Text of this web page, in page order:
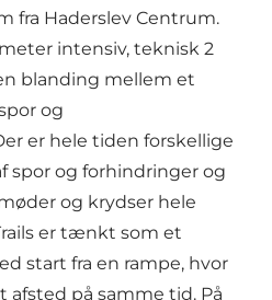
fra Haderslev Centrum.
intensiv, teknisk 2
blanding mellem et
og
er hele tiden forskellige
spor og forhindringer og
og krydser hele
er tænkt som et
start fra en rampe, hvor
på samme tid. På